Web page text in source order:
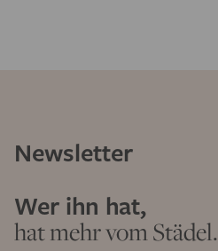
Newsletter
Wer ihn hat,
hat mehr vom Städel.